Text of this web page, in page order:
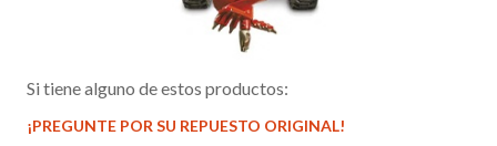
Si tiene alguno de estos productos:
¡PREGUNTE POR SU REPUESTO ORIGINAL!